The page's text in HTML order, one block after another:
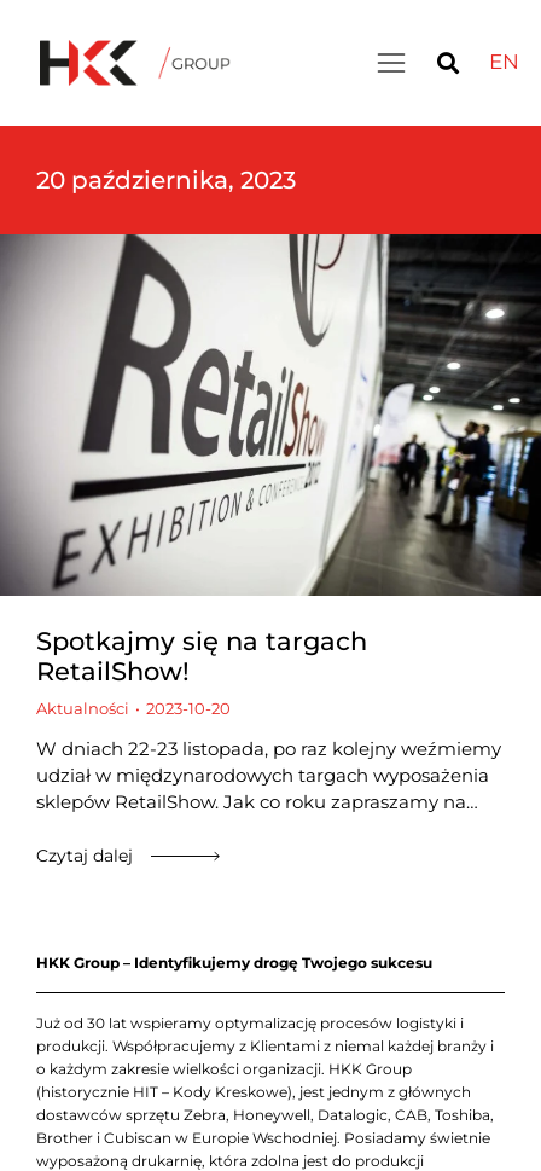
EN
20 października, 2023
Spotkajmy się na targach
RetailShow!
Aktualności 2023-10-20
W dniach 22-23 listopada, po raz kolejny weźmiemy
udział w międzynarodowych targach wyposażenia
sklepów RetailShow. Jak co roku zapraszamy na…
Czytaj dalej
HKK Group – Identyfikujemy drogę Twojego sukcesu
Już od 30 lat wspieramy optymalizację procesów logistyki i
produkcji. Współpracujemy z Klientami z niemal każdej branży i
o każdym zakresie wielkości organizacji. HKK Group
(historycznie HIT – Kody Kreskowe), jest jednym z głównych
dostawców sprzętu Zebra, Honeywell, Datalogic, CAB, Toshiba,
Brother i Cubiscan w Europie Wschodniej. Posiadamy świetnie
wyposażoną drukarnię, która zdolna jest do produkcji